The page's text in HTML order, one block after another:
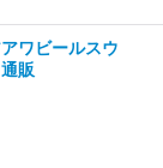
ワビールスウ
販